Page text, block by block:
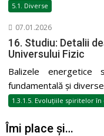
5.1. Diverse
07.01.2026
16. Studiu: Detalii
Universului Fizic
Balizele
fundamentală și
1.3.1.5. Evoluțiile spiritelor
Îmi place și…